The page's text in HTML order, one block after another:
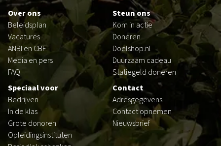
Over ons
Beleidsplan
Vacatures
ANBI en CBF
Media en pers
FAQ
Steun ons
Kom in actie
Doneren
Doelshop.nl
Duurzaam cadeau
Statiegeld doneren
Speciaal voor
Bedrijven
In de klas
Grote donoren
Opleidingsinstituten
Contact
Adresgegevens
Contact opnemen
Nieuwsbrief